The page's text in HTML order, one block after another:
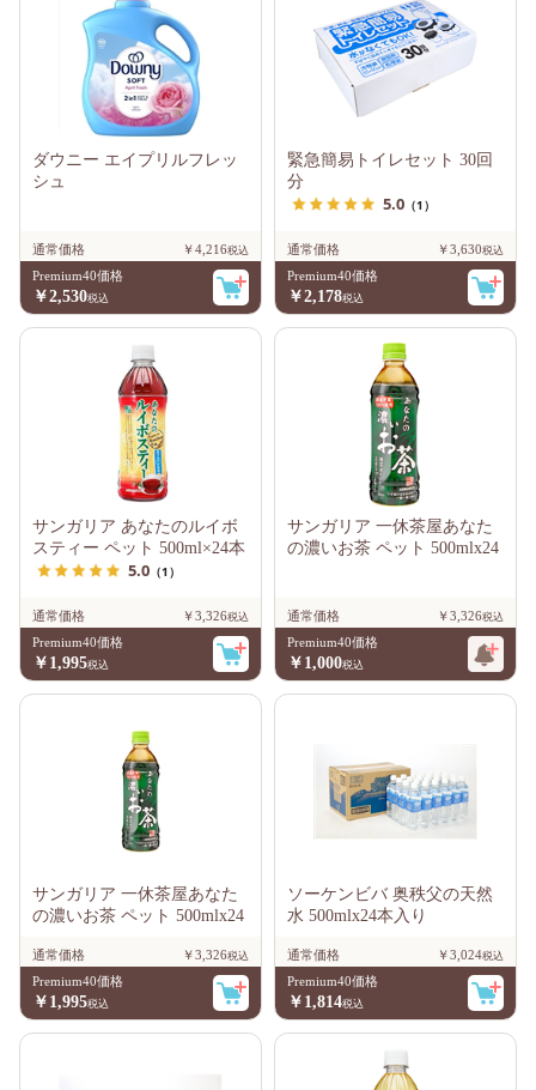
ダウニー エイプリルフレッ
シュ
通常価格
￥4,216
Premium40価格
￥2,530
緊急簡易トイレセット 30回
分
5.0 （1）
通常価格
￥3,630
Premium40価格
￥2,178
サンガリア あなたのルイボ
スティー ペット 500ml×24本
5.0 （1）
通常価格
￥3,326
Premium40価格
￥1,995
サンガリア 一休茶屋あなた
の濃いお茶 ペット 500mlx24
通常価格
￥3,326
Premium40価格
￥1,000
サンガリア 一休茶屋あなた
の濃いお茶 ペット 500mlx24
通常価格
￥3,326
Premium40価格
￥1,995
ソーケンビバ 奥秩父の天然
水 500mlx24本入り
通常価格
￥3,024
Premium40価格
￥1,814